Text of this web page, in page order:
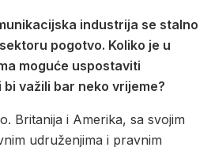
industrija se stalno
pogotvo. Koliko je u
moguće uspostaviti
važili bar neko vrijeme?
Britanija i Amerika, sa svojim
udruženjima i pravnim